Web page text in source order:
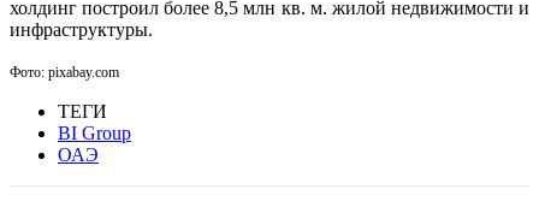
холдинг построил более 8,5 млн кв. м. жилой недвижимости и
инфраструктуры.
Фото: pixabay.com
ТЕГИ
BI Group
ОАЭ